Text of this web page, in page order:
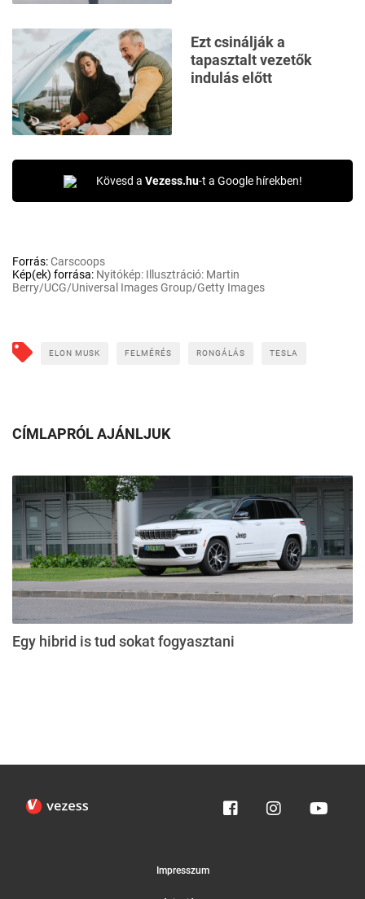
Ezt csinálják a
tapasztalt vezetők
indulás előtt
Kövesd a Vezess.hu-t a Google hírekben!
Forrás:Carscoops
Kép(ek) forrása: Nyitókép: Illusztráció: Martin
Berry/UCG/Universal Images Group/Getty Images
ELON MUSK FELMÉRÉS RONGÁLÁS TESLA
CÍMLAPRÓL AJÁNLJUK
Egy hibrid is tud sokat fogyasztani
Impresszum